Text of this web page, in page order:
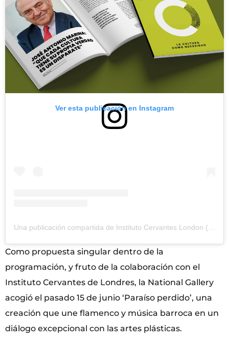
Ver esta publicación en Instagram
Como propuesta singular dentro de la
programación, y fruto de la colaboración con el
Instituto Cervantes de Londres, la National Gallery
acogió el pasado 15 de junio ‘Paraíso perdido’, una
creación que une flamenco y música barroca en un
diálogo excepcional con las artes plásticas.